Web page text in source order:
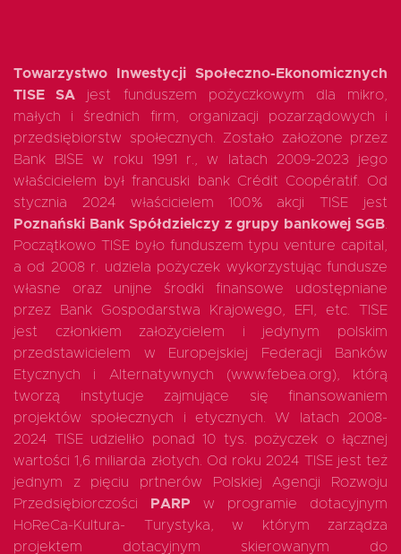
Towarzystwo Inwestycji Społeczno-Ekonomicznych
TISE SA jest funduszem pożyczkowym dla mikro,
małych i średnich firm, organizacji pozarządowych i
przedsiębiorstw społecznych. Zostało założone przez
Bank BISE w roku 1991 r., w latach 2009-2023 jego
właścicielem był francuski bank Crédit Coopératif. Od
stycznia 2024 właścicielem 100% akcji TISE jest
Poznański Bank Spółdzielczy z grupy bankowej SGB.
Początkowo TISE było funduszem typu venture capital,
a od 2008 r. udziela pożyczek wykorzystując fundusze
własne oraz unijne środki finansowe udostępniane
przez Bank Gospodarstwa Krajowego, EFI, etc. TISE
jest członkiem założycielem i jedynym polskim
przedstawicielem w Europejskiej Federacji Banków
Etycznych i Alternatywnych (www.febea.org), którą
tworzą instytucje zajmujące się finansowaniem
projektów społecznych i etycznych. W latach 2008-
2024 TISE udzieliło ponad 10 tys. pożyczek o łącznej
wartości 1,6 miliarda złotych. Od roku 2024 TISE jest też
jednym z pięciu prtnerów Polskiej Agencji Rozwoju
Przedsiębiorczości
PARP w programie dotacyjnym
HoReCa-Kultura- Turystyka, w którym zarządza
projektem dotacyjnym skierowanym do